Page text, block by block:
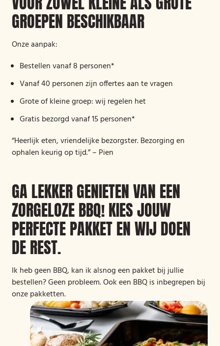
GROEPEN BESCHIKBAAR
Onze aanpak:
Bestellen vanaf 8 personen*
Vanaf 40 personen zijn offertes aan te vragen
Grote of kleine groep: wij regelen het
Gratis bezorgd vanaf 15 personen*
“Heerlijk eten, vriendelijke bezorgster. Bezorging en
ophalen keurig op tijd.” – Pien
GA LEKKER GENIETEN VAN EEN
ZORGELOZE BBQ! KIES JOUW
PERFECTE PAKKET EN WIJ DOEN
DE REST.
Ik heb geen BBQ, kan ik alsnog een pakket bij jullie
bestellen? Geen probleem. Ook een BBQ is inbegrepen bij
onze pakketten.